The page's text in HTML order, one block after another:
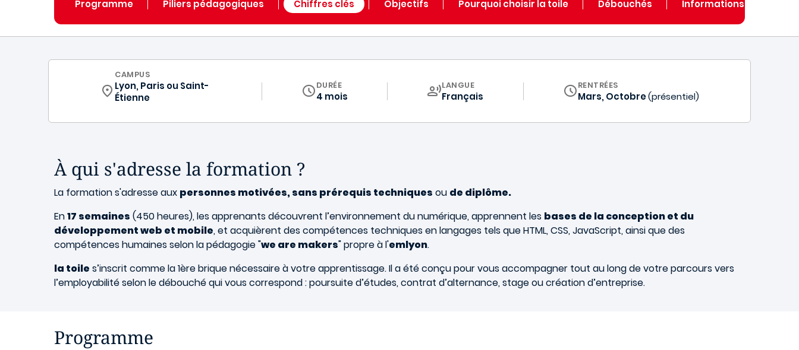
Programme Piliers pédagogiques Chiffres clés Objectifs Pourquoi choisir la toile Débouchés Informations Pratiques
CURRICULUM
CAMPUS
Lyon, Paris ouSaint-
Étienne
DURÉE
4 mois
LANGUE
Français
RENTRÉES
Mars, Octobre(présentiel)
À qui s'adresse la formation ?
La formation s'adresse aux personnes motivées, sans prérequis techniques ou de diplôme.
En17 semaines (450 heures), les apprenants découvrent l’environnement du numérique, apprennent les bases de la conception et du
développement web et mobile, et acquièrent des compétences techniques en langages tels que HTML, CSS, JavaScript, ainsi que des
compétences humaines selon la pédagogie "we are makers" propre à l'emlyon.
la toile s’inscrit comme la 1ère brique nécessaire à votre apprentissage. Il a été conçu pour vous accompagner tout au long de votre parcours vers
l’employabilité selon le débouché qui vous correspond : poursuite d’études, contrat d’alternance, stage ou création d’entreprise.
Programme